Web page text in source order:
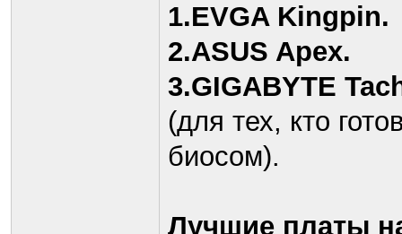
1.EVGA Kingpin.
2.ASUS Apex.
3.GIGABYTE
(для тех, кто
биосом).
Лучшие платы